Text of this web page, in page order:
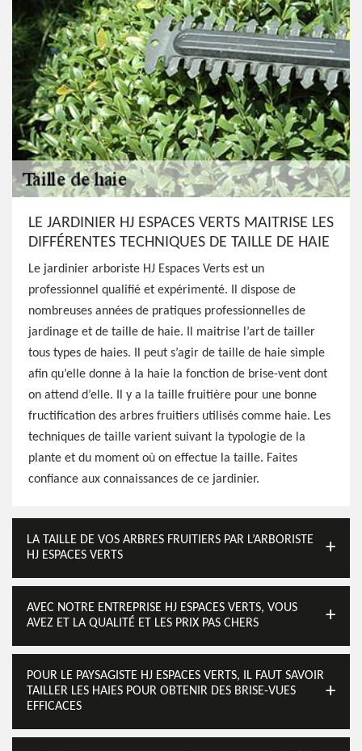
LE JARDINIER HJ ESPACES VERTS MAITRISE LES
DIFFÉRENTES TECHNIQUES DE TAILLE DE HAIE
Le jardinier arboriste HJ Espaces Verts est un
professionnel qualifié et expérimenté. Il dispose de
nombreuses années de pratiques professionnelles de
jardinage et de taille de haie. Il maitrise l’art de tailler
tous types de haies. Il peut s’agir de taille de haie simple
afin qu’elle donne à la haie la fonction de brise-vent dont
on attend d’elle. Il y a la taille fruitière pour une bonne
fructification des arbres fruitiers utilisés comme haie. Les
techniques de taille varient suivant la typologie de la
plante et du moment où on effectue la taille. Faites
confiance aux connaissances de ce jardinier.
LA TAILLE DE VOS ARBRES FRUITIERS PAR L’ARBORISTE
HJ ESPACES VERTS
AVEC NOTRE ENTREPRISE HJ ESPACES VERTS, VOUS
AVEZ ET LA QUALITÉ ET LES PRIX PAS CHERS
POUR LE PAYSAGISTE HJ ESPACES VERTS, IL FAUT SAVOIR
TAILLER LES HAIES POUR OBTENIR DES BRISE-VUES
EFFICACES